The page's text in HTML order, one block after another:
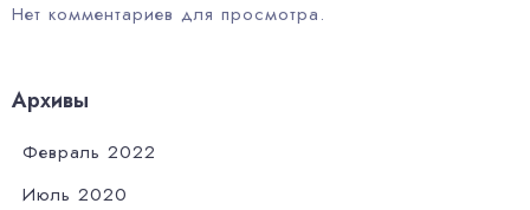
Нет комментариев для просмотра.
Архивы
Февраль 2022
Июль 2020